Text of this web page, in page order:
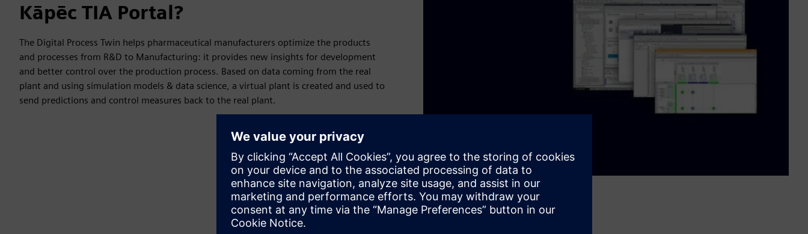
Kāpēc TIA Portal?
The Digital Process Twin helps pharmaceutical manufacturers optimize the products
and processes from R&D to Manufacturing: it provides new insights for development
and better control over the production process. Based on data coming from the real
plant and using simulation models & data science, a virtual plant is created and used to
send predictions and control measures back to the real plant.